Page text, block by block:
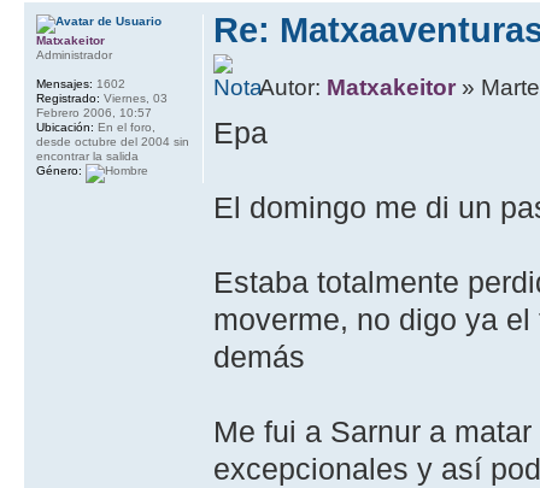
Re:
Autor: Matxakeitor »
Epa
El domingo me di un
Estaba totalmente
moverme, no digo ya
demás
Me fui a Sarnur a
excepcionales y así
Matxakeitor
Administrador
Mensajes: 1602
Registrado: Viernes, 03
Febrero 2006, 10:57
Ubicación: En el foro,
desde octubre del 2004 sin
encontrar la salida
Género: